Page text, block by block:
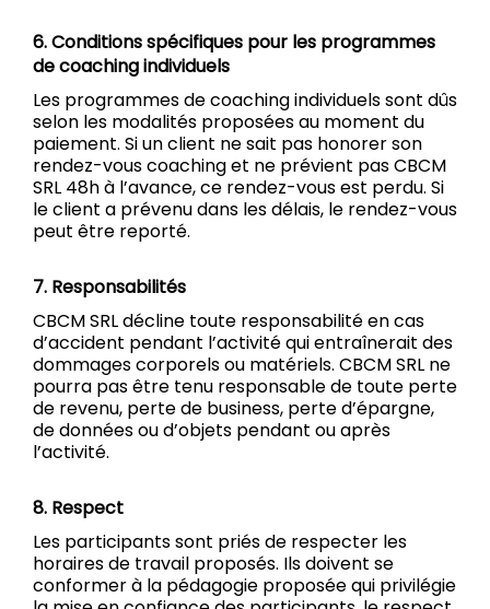
6. Conditions spécifiques pour les programmes
de coaching individuels
Les programmes de coaching individuels sont dûs
selon les modalités proposées au moment du
paiement. Si un client ne sait pas honorer son
rendez-vous coaching et ne prévient pas CBCM
SRL 48h à l’avance, ce rendez-vous est perdu. Si
le client a prévenu dans les délais, le rendez-vous
peut être reporté.
7. Responsabilités
CBCM SRL décline toute responsabilité en cas
d’accident pendant l’activité qui entraînerait des
dommages corporels ou matériels. CBCM SRL ne
pourra pas être tenu responsable de toute perte
de revenu, perte de business, perte d’épargne,
de données ou d’objets pendant ou après
l’activité.
8. Respect
Les participants sont priés de respecter les
horaires de travail proposés. Ils doivent se
conformer à la pédagogie proposée qui privilégie